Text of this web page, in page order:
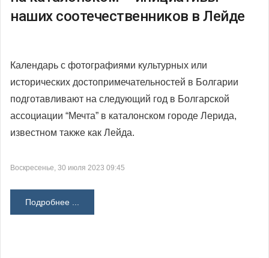
наших соотечественников в Лейде
Календарь с фотографиями культурных или
исторических достопримечательностей в Болгарии
подготавливают на следующий год в Болгарской
ассоциации “Мечта” в каталонском городе Лерида,
известном также как Лейда.
Воскресенье, 30 июля 2023 09:45
Подробнее ...